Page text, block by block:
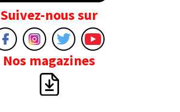
Suivez-nous sur
Nos magazines